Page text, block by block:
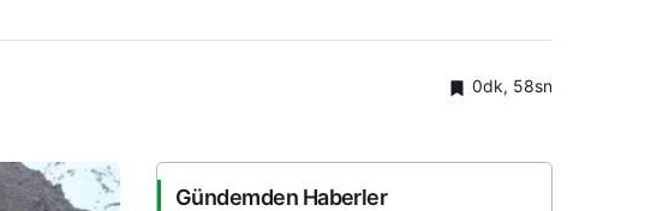
0dk, 58sn
Gündemden Haberler